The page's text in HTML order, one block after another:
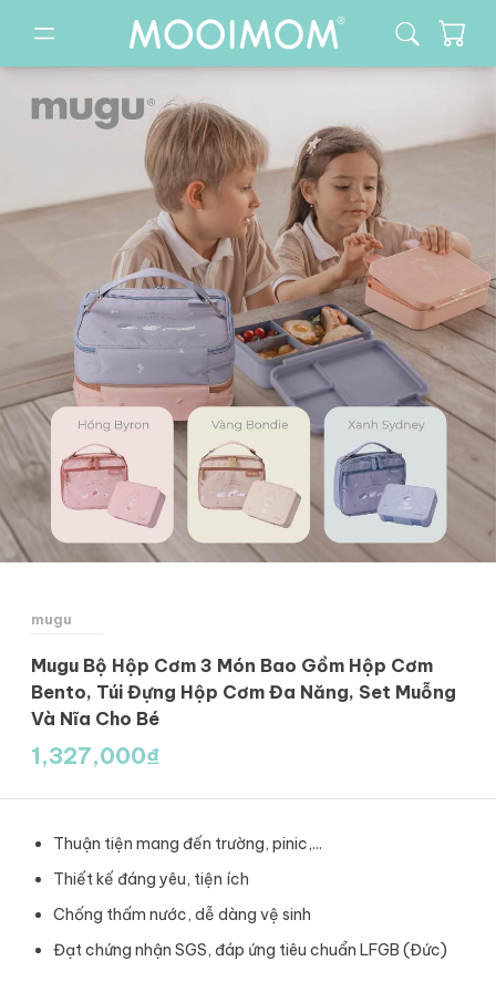
mugu
Mugu Bộ Hộp Cơm 3 Món Bao Gồm Hộp Cơm
Bento, Túi Đựng Hộp Cơm Đa Năng, Set Muỗng
Và Nĩa Cho Bé
1,327,000₫
Thuận tiện mang đến trường, pinic,...
Thiết kế đáng yêu, tiện ích
Chống thấm nước, dễ dàng vệ sinh
Đạt chứng nhận SGS, đáp ứng tiêu chuẩn LFGB (Đức)